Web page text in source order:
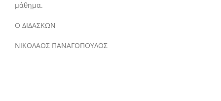
μάθημα.
Ο ΔΙΔΑΣΚΩΝ
ΝΙΚΟΛΑΟΣ ΠΑΝΑΓΟΠΟΥΛΟΣ